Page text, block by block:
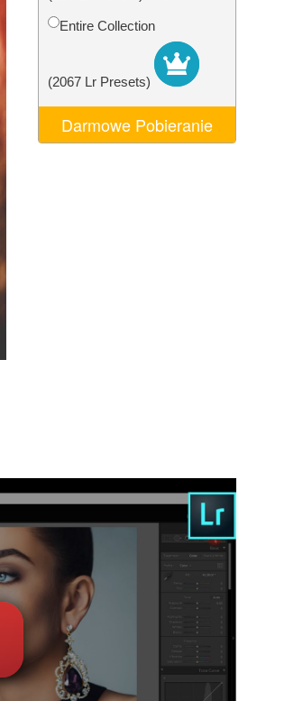
Editing ServicesEntire Collection
(2067 Lr Presets)
Darmowe Pobieranie